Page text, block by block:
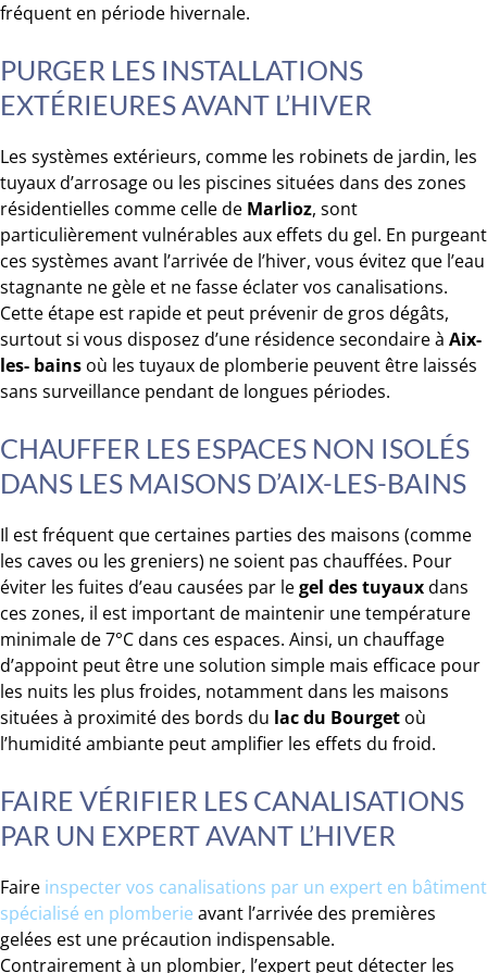
fréquent en période hivernale.
PURGER LES INSTALLATIONS
EXTÉRIEURES AVANT L’HIVER
Les systèmes extérieurs, comme les robinets de jardin, les
tuyaux d’arrosage ou les piscines situées dans des zones
résidentielles comme celle de Marlioz, sont
particulièrement vulnérables aux effets du gel. En purgeant
ces systèmes avant l’arrivée de l’hiver, vous évitez que l’eau
stagnante ne gèle et ne fasse éclater vos canalisations.
Cette étape est rapide et peut prévenir de gros dégâts,
surtout si vous disposez d’une résidence secondaire à Aix-
les- bains où les tuyaux de plomberie peuvent être laissés
sans surveillance pendant de longues périodes.
CHAUFFER LES ESPACES NON ISOLÉS
DANS LES MAISONS D’AIX-LES-BAINS
Il est fréquent que certaines parties des maisons (comme
les caves ou les greniers) ne soient pas chauffées. Pour
éviter les fuites d’eau causées par legel des tuyauxdans
ces zones, il est important de maintenir une température
minimale de 7°C dans ces espaces. Ainsi, un chauffage
d’appoint peut être une solution simple mais efficace pour
les nuits les plus froides, notamment dans les maisons
situées à proximité des bords du lac du Bourget où
l’humidité ambiante peut amplifier les effets du froid.
FAIRE VÉRIFIER LES CANALISATIONS
PAR UN EXPERT AVANT L’HIVER
Faire inspecter vos canalisations par un expert en bâtiment
spécialisé en plomberie avant l’arrivée des premières
gelées est une précaution indispensable.
Contrairement à un plombier, l’expert peut détecter les